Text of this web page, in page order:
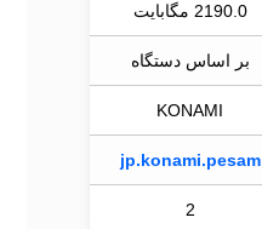
2190.0 مگابایت
بر اساس دستگاه
KONAMI
jp.konami.pesam
2